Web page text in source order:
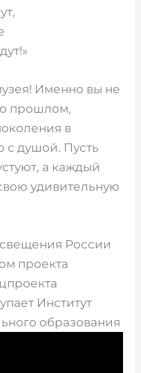
Именно вы не
о прошлом,
в
с душой. Пусть
а каждый
удивительную
России
проекта
Институт
образования